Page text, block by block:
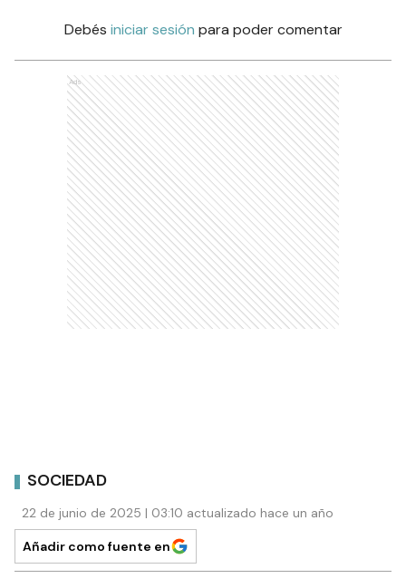
Debés iniciar sesión para poder comentar
Ads
SOCIEDAD
22 de junio de 2025 | 03:10 actualizado hace un año
Añadir como fuente en